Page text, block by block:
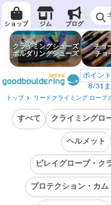
ショップ ジム ブログ
クライミングシューズ
ボルダリングシューズ
チョ
チョ
ポイン
8/31
トップ リードクライミング ロープ
すべて クライミングロ
ヘルメット
ビレイグローブ・ク
プロテクション・カム